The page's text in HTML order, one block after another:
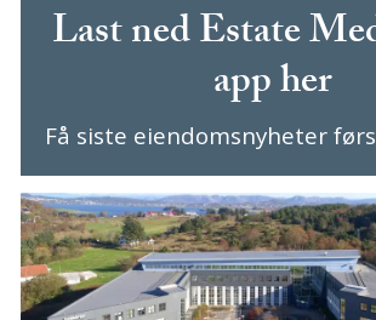
Last ned Estate
app her
Få siste eiendomsnyheter